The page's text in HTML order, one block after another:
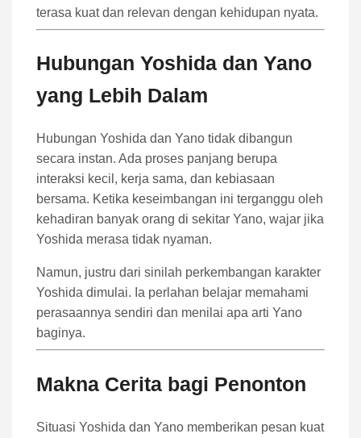
terasa kuat dan relevan dengan kehidupan nyata.
Hubungan Yoshida dan Yano
yang Lebih Dalam
Hubungan Yoshida dan Yano tidak dibangun
secara instan. Ada proses panjang berupa
interaksi kecil, kerja sama, dan kebiasaan
bersama. Ketika keseimbangan ini terganggu oleh
kehadiran banyak orang di sekitar Yano, wajar jika
Yoshida merasa tidak nyaman.
Namun, justru dari sinilah perkembangan karakter
Yoshida dimulai. Ia perlahan belajar memahami
perasaannya sendiri dan menilai apa arti Yano
baginya.
Makna Cerita bagi Penonton
Situasi Yoshida dan Yano memberikan pesan kuat